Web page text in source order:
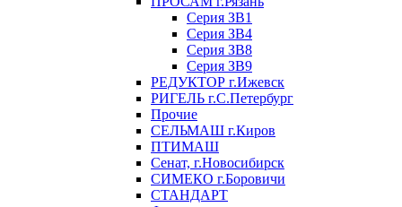
Серия ЗВ1
Серия ЗВ4
Серия ЗВ8
Серия ЗВ9
РЕДУКТОР г.Ижевск
РИГЕЛЬ г.С.Петербург
Прочие
СЕЛЬМАШ г.Киров
ПТИМАШ
Сенат, г.Новосибирск
СИМЕКО г.Боровичи
СТАНДАРТ